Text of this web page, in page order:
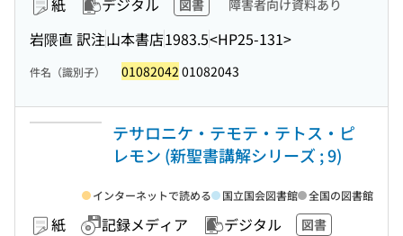
紙 デジタル 図書 障害者向け資料あり
岩隈直 訳注山本書店1983.5<HP25-131>
件名（識別子） 01082042 01082043
テサロニケ・テモテ・テトス・ピ
レモン (新聖書講解シリーズ ; 9)
紙 記録メディア デジタル
図書
インターネットで読める 国立国会図書館 全国の図書館